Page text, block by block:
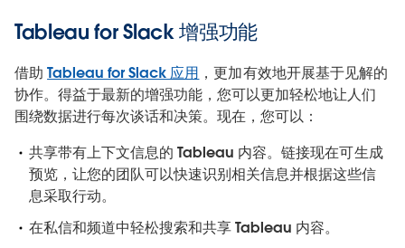
Tableau for Slack 增强功能
借助Tableau for Slack 应用 ，更加有效地开展基于见解的
协作。得益于最新的增强功能，您可以更加轻松地让人们
围绕数据进行每次谈话和决策。现在，您可以：
共享带有上下文信息的 Tableau 内容。链接现在可生成
预览，让您的团队可以快速识别相关信息并根据这些信
息采取行动。
在私信和频道中轻松搜索和共享 Tableau 内容。